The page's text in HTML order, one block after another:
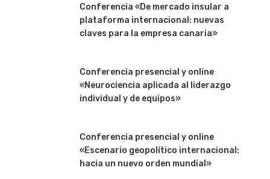
Conferencia «De mercado insular a
plataforma internacional: nuevas
claves para la empresa canaria»
Conferencia presencial y online
«Neurociencia aplicada al liderazgo
individual y de equipos»
Conferencia presencial y online
«Escenario geopolítico internacional:
hacia un nuevo orden mundial»